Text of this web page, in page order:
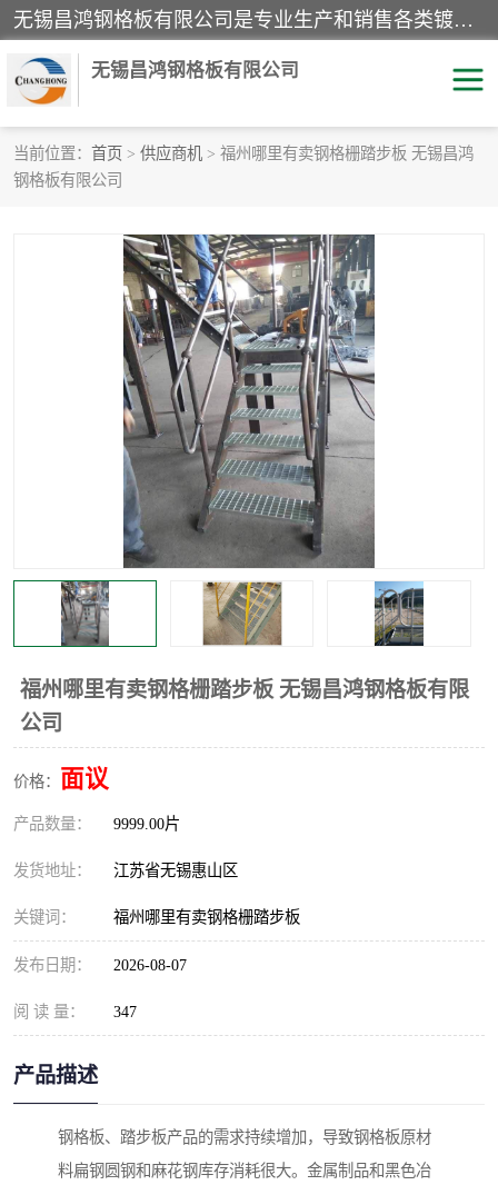
无锡昌鸿钢格板有限公司是专业生产和销售各类镀锌钢格板、镀锌钢格栅、不锈钢钢格及其相关产品的现代化企业。公司产品广泛运用于石油、化工、港口、电力、运输、造纸、医药、钢铁、食品、市政、房地产、制造业等各个领域。
无锡昌鸿钢格板有限公司
当前位置： 首页 > 供应商机 > 福州哪里有卖钢格栅踏步板 无锡昌鸿
钢格板有限公司
福州哪里有卖钢格栅踏步板 无锡昌鸿钢格板有限
公司
价格： 面议
产品数量： 9999.00片
发货地址： 江苏省无锡惠山区
关键词： 福州哪里有卖钢格栅踏步板
发布日期： 2026-08-07
阅 读 量： 347
产品描述
钢格板、踏步板产品的需求持续增加，导致钢格板原材
料扁钢圆钢和麻花钢库存消耗很大。金属制品和黑色冶
镀锌钢格板
水沟盖板
钢格栅
齿形钢格板 钢格板
热镀锌钢格板 复合钢格板
钢格栅踏步板 插接钢格板